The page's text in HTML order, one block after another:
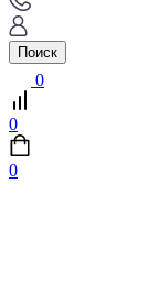
Поиск
0
0
0